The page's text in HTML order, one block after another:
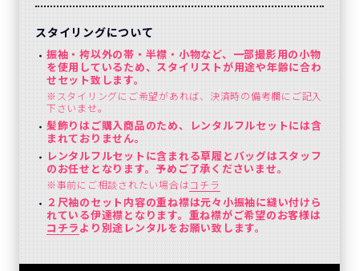
スタイリングについて
振袖・袴以外の帯・半襟・小物など、一部撮影用の小物
を使用しているため、スタイリストが用途や年齢に合わ
せセット致します。
※スタイリングにご希望があれば、決済時の備考欄にご記入
下さいませ。
髪飾りはご購入商品のため、レンタルフルセットには含
まれておりません。
レンタルフルセットに含まれる草履とバッグはスタッフ
のお任せとなります。予めご了承くださいませ。
※事前にご相談されたい場合はコチラ
２尺袖のセット内容の重ね襟は元々小振袖に縫い付けら
れている伊達襟となります。重ね襟がご希望のお客様は
コチラ より別途レンタルをお願い致します。